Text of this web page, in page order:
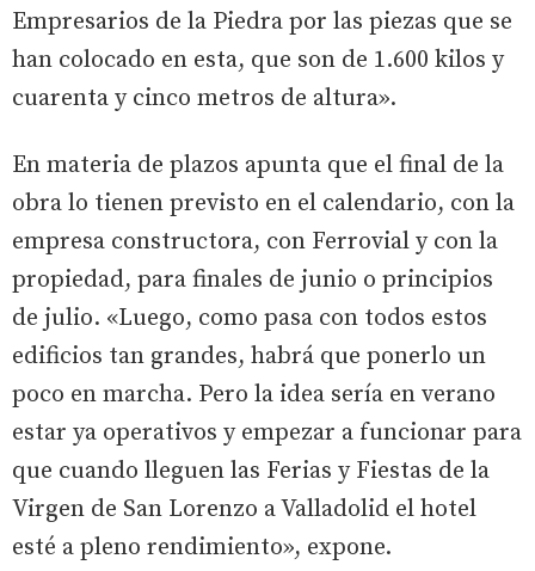
Empresarios de la Piedra por las piezas que se
han colocado en esta, que son de 1.600 kilos y
cuarenta y cinco metros de altura».
En materia de plazos apunta que el final de la
obra lo tienen previsto en el calendario, con la
empresa constructora, con Ferrovial y con la
propiedad, para finales de junio o principios
de julio. «Luego, como pasa con todos estos
edificios tan grandes, habrá que ponerlo un
poco en marcha. Pero la idea sería en verano
estar ya operativos y empezar a funcionar para
que cuando lleguen las Ferias y Fiestas de la
Virgen de San Lorenzo a Valladolid el hotel
esté a pleno rendimiento», expone.